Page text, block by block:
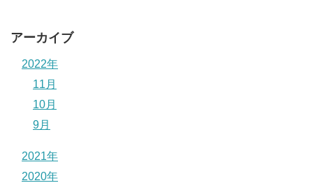
アーカイブ
2022年
11月
10月
9月
2021年
2020年